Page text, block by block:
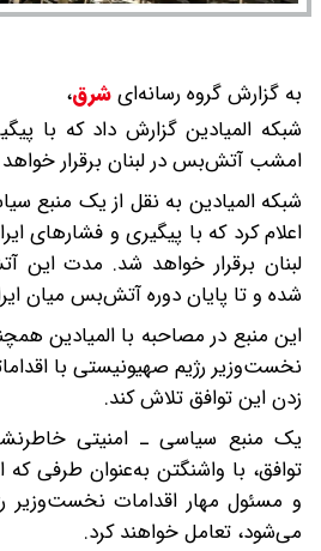
به گزارش گروه رسانه‌ایشرق،
شبکه المیادین گزارش داد که با
امشب آتش‌بس در لبنان برقرار
شبکه المیادین به نقل از یک منبع
اعلام کرد که با پیگیری و فشارهای
لبنان برقرار خواهد شد. مدت
شده و تا پایان دوره آتش‌بس میان
این منبع در مصاحبه با المیادین
نخست‌وزیر رژیم صهیونیستی با
زدن این توافق تلاش کند.
یک منبع سیاسی ـ امنیتی
توافق، با واشنگتن به‌عنوان طرفی
و مسئول مهار اقدامات نخست‌وزیر
می‌شود، تعامل خواهند کرد.